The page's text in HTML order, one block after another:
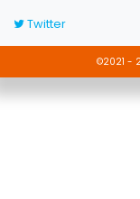
Twitter
©2021 -